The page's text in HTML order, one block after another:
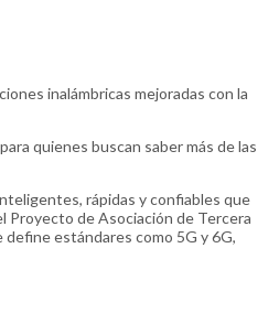
inalámbricas mejoradas con la
quienes buscan saber más de las
rápidas y confiables que
Proyecto de Asociación de Tercera
define estándares como 5G y 6G,